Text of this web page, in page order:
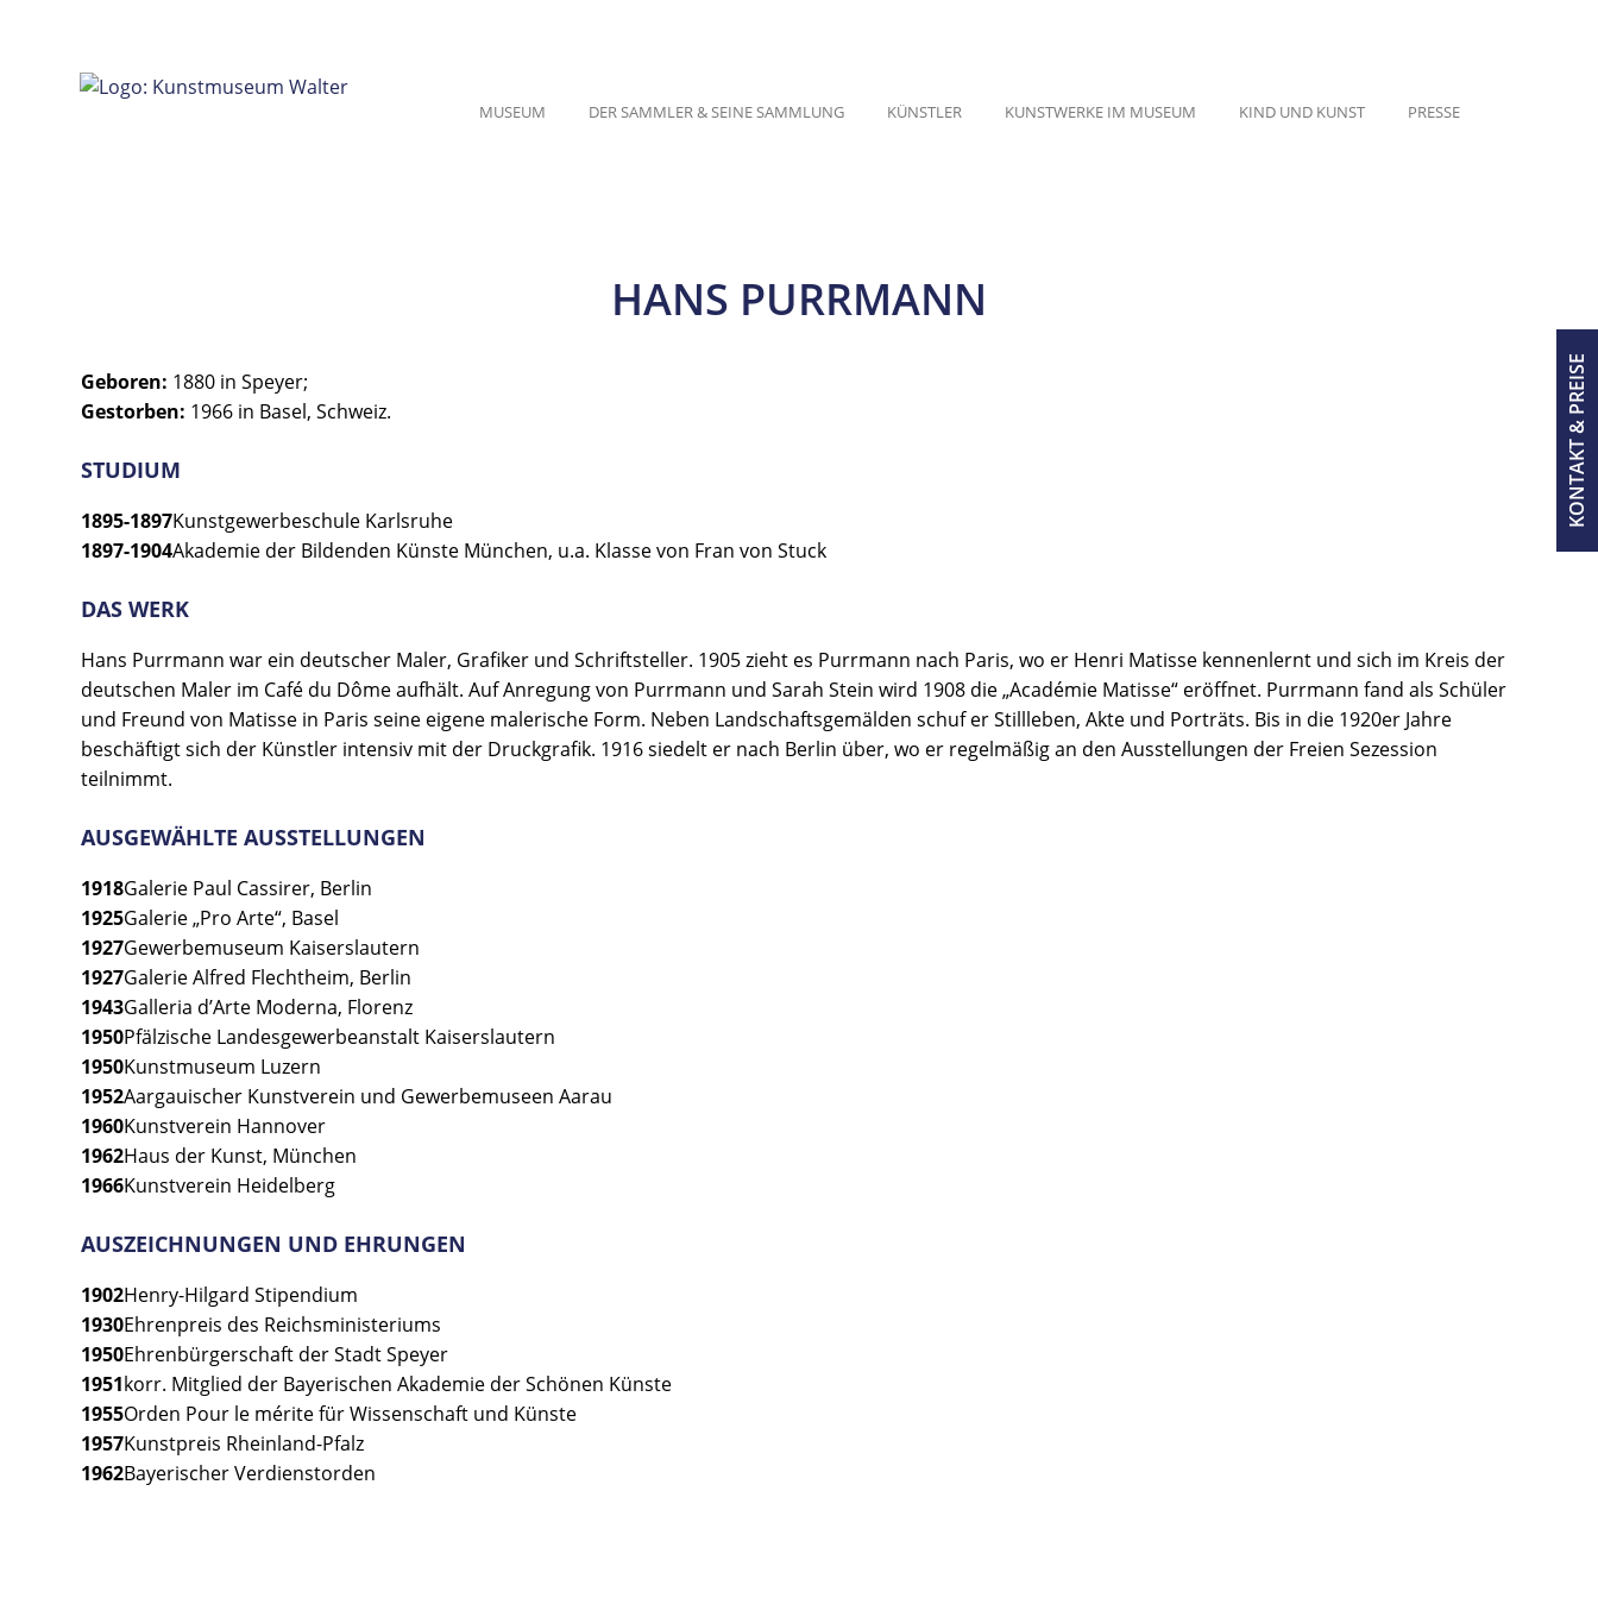
KONTAKT & PREISE
MUSEUM DER SAMMLER & SEINE SAMMLUNG KÜNSTLER KUNSTWERKE IM MUSEUM KIND UND KUNST PRESSE
HANS PURRMANN
Geboren: 1880 in Speyer;
Gestorben: 1966 in Basel, Schweiz.
STUDIUM
1895-1897Kunstgewerbeschule Karlsruhe
1897-1904Akademie der Bildenden Künste München, u.a. Klasse von Fran von Stuck
DAS WERK
Hans Purrmann war ein deutscher Maler, Grafiker und Schriftsteller. 1905 zieht es Purrmann nach Paris, wo er Henri Matisse kennenlernt und sich im Kreis der
deutschen Maler im Café du Dôme aufhält. Auf Anregung von Purrmann und Sarah Stein wird 1908 die „Académie Matisse“ eröffnet. Purrmann fand als Schüler
und Freund von Matisse in Paris seine eigene malerische Form. Neben Landschaftsgemälden schuf er Stillleben, Akte und Porträts. Bis in die 1920er Jahre
beschäftigt sich der Künstler intensiv mit der Druckgrafik. 1916 siedelt er nach Berlin über, wo er regelmäßig an den Ausstellungen der Freien Sezession
teilnimmt.
AUSGEWÄHLTE AUSSTELLUNGEN
1918Galerie Paul Cassirer, Berlin
1925Galerie „Pro Arte“, Basel
1927Gewerbemuseum Kaiserslautern
1927Galerie Alfred Flechtheim, Berlin
1943Galleria d’Arte Moderna, Florenz
1950Pfälzische Landesgewerbeanstalt Kaiserslautern
1950Kunstmuseum Luzern
1952Aargauischer Kunstverein und Gewerbemuseen Aarau
1960Kunstverein Hannover
1962Haus der Kunst, München
1966Kunstverein Heidelberg
AUSZEICHNUNGEN UND EHRUNGEN
1902Henry-Hilgard Stipendium
1930Ehrenpreis des Reichsministeriums
1950Ehrenbürgerschaft der Stadt Speyer
1951korr. Mitglied der Bayerischen Akademie der Schönen Künste
1955Orden Pour le mérite für Wissenschaft und Künste
1957Kunstpreis Rheinland-Pfalz
1962Bayerischer Verdienstorden